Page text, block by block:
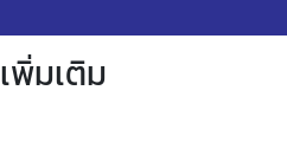
พิ่มเติม